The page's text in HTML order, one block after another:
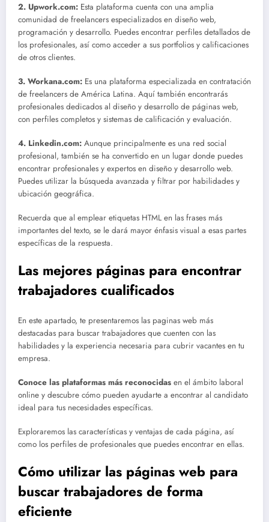
2. Upwork.com: Esta plataforma cuenta con una amplia
comunidad de freelancers especializados en diseño web,
programación y desarrollo. Puedes encontrar perfiles detallados de
los profesionales, así como acceder a sus portfolios y calificaciones
de otros clientes.
3. Workana.com: Es una plataforma especializada en contratación
de freelancers de América Latina. Aquí también encontrarás
profesionales dedicados al diseño y desarrollo de páginas web,
con perfiles completos y sistemas de calificación y evaluación.
4. Linkedin.com: Aunque principalmente es una red social
profesional, también se ha convertido en un lugar donde puedes
encontrar profesionales y expertos en diseño y desarrollo web.
Puedes utilizar la búsqueda avanzada y filtrar por habilidades y
ubicación geográfica.
Recuerda que al emplear etiquetas HTML en las frases más
importantes del texto, se le dará mayor énfasis visual a esas partes
específicas de la respuesta.
Las mejores páginas para encontrar
trabajadores cualificados
En este apartado, te presentaremos las paginas web más
destacadas para buscar trabajadores que cuenten con las
habilidades y la experiencia necesaria para cubrir vacantes en tu
empresa.
Conoce las plataformas más reconocidas en el ámbito laboral
online y descubre cómo pueden ayudarte a encontrar al candidato
ideal para tus necesidades específicas.
Exploraremos las características y ventajas de cada página, así
como los perfiles de profesionales que puedes encontrar en ellas.
Cómo utilizar las páginas web para
buscar trabajadores de forma
eficiente